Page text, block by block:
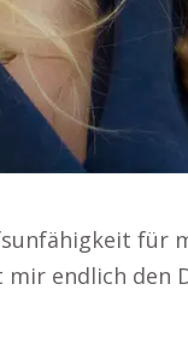
für
endlich den